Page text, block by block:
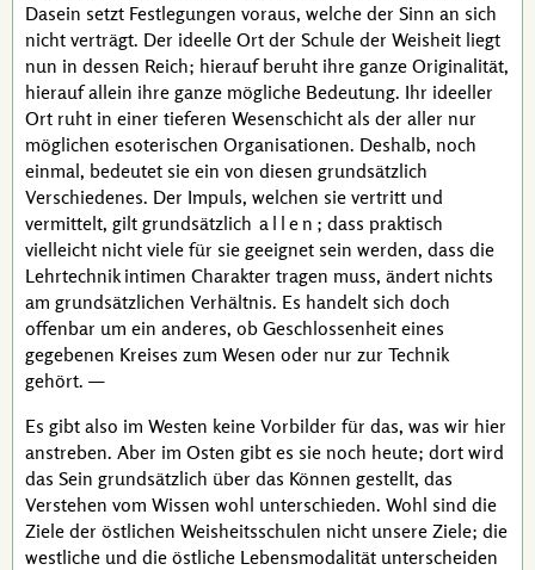
Dasein setzt Festlegungen voraus, welche der Sinn an sich
nicht verträgt. Der ideelle Ort der Schule der Weisheit liegt
nun in dessen Reich; hierauf beruht ihre ganze Originalität,
hierauf allein ihre ganze mögliche Bedeutung. Ihr ideeller
Ort ruht in einer tieferen Wesenschicht als der aller nur
möglichen esoterischen Organisationen. Deshalb, noch
einmal, bedeutet sie ein von diesen grundsätzlich
Verschiedenes. Der Impuls, welchen sie vertritt und
vermittelt, gilt grundsätzlich allen ; dass praktisch
vielleicht nicht viele für sie geeignet sein werden, dass die
Lehrtechnik intimen Charakter tragen muss, ändert nichts
am grundsätzlichen Verhältnis. Es handelt sich doch
offenbar um ein anderes, ob Geschlossenheit eines
gegebenen Kreises zum Wesen oder nur zur Technik
gehört. —
Es gibt also im Westen keine Vorbilder für das, was wir hier
anstreben. Aber im Osten gibt es sie noch heute; dort wird
das Sein grundsätzlich über das Können gestellt, das
Verstehen vom Wissen wohl unterschieden. Wohl sind die
Ziele der östlichen Weisheitsschulen nicht unsere Ziele; die
westliche und die östliche Lebensmodalität unterscheiden